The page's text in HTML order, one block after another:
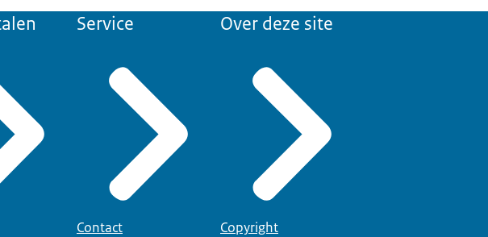
Service
Contact
Over deze site
Copyright